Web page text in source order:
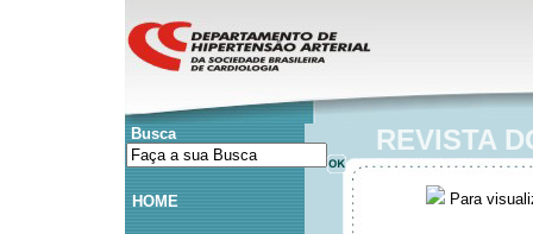
HOME
REVISTA
Para
Busca